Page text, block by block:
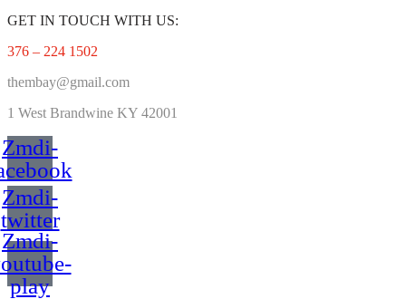
GET IN TOUCH WITH US:
376 – 224 1502
thembay@gmail.com
1 West Brandwine KY 42001
Zmdi-
Zmdi-
twitter
Zmdi-
play